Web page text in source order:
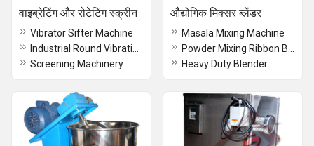
वाइब्रेटिंग और रोटेटिंग स्क्रीन
Vibrator Sifter Machine
Screening Machinery
औद्योगिक मिक्सर ब्लेंडर
Masala Mixing Machine
Heavy Duty Blender